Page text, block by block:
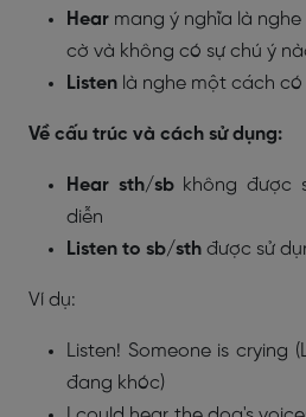
Hear mang ý nghĩa là
cờ và không có sự chú ý
Listen là nghe một cách
Về cấu trúc và cách sử dụng:
Hear sth/sbkhông được
diễn
Listen to sb/sth được sử
Ví dụ:
Listen! Someone is crying
đang khóc)